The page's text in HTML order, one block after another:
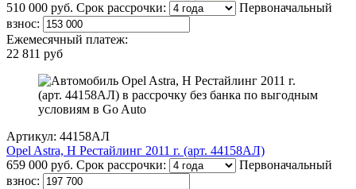
510 000 руб. Срок рассрочки:
Первоначальный
взнос:
Ежемесячный платеж:
22 811 руб
Артикул: 44158АЛ
Opel Astra, H Рестайлинг 2011 г. (арт. 44158АЛ)
659 000 руб. Срок рассрочки:
Первоначальный
взнос: